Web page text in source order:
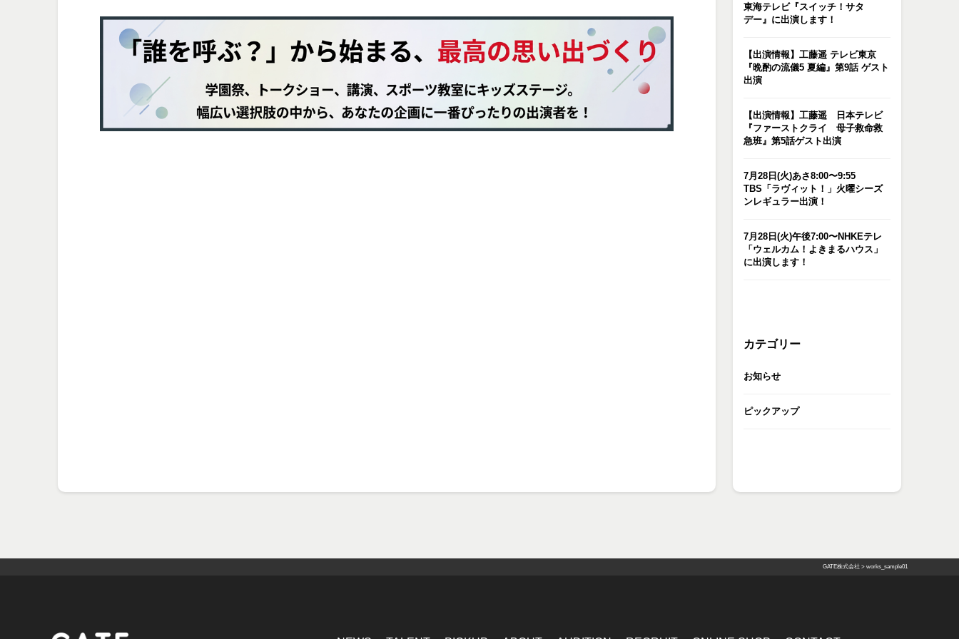
東海テレビ『スイッチ！サタ
デー』に出演します！
【出演情報】工藤遥 テレビ東京
『晩酌の流儀5 夏編』第9話 ゲスト
出演
【出演情報】工藤遥 日本テレビ
『ファーストクライ 母子救命救
急班』第5話ゲスト出演
7月28日(火)あさ8:00〜9:55
TBS「ラヴィット！」火曜シーズ
ンレギュラー出演！
7月28日(火)午後7:00〜NHKEテレ
「ウェルカム！よきまるハウス」
に出演します！
カテゴリー
お知らせ
ピックアップ
GATE株式会社 > works_sample01